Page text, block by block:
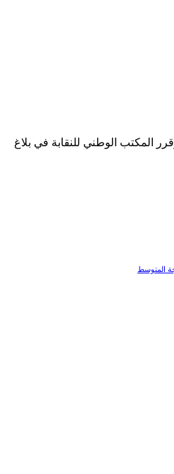
المكتب الوطني للنقابة في بلاغ
المتوسط